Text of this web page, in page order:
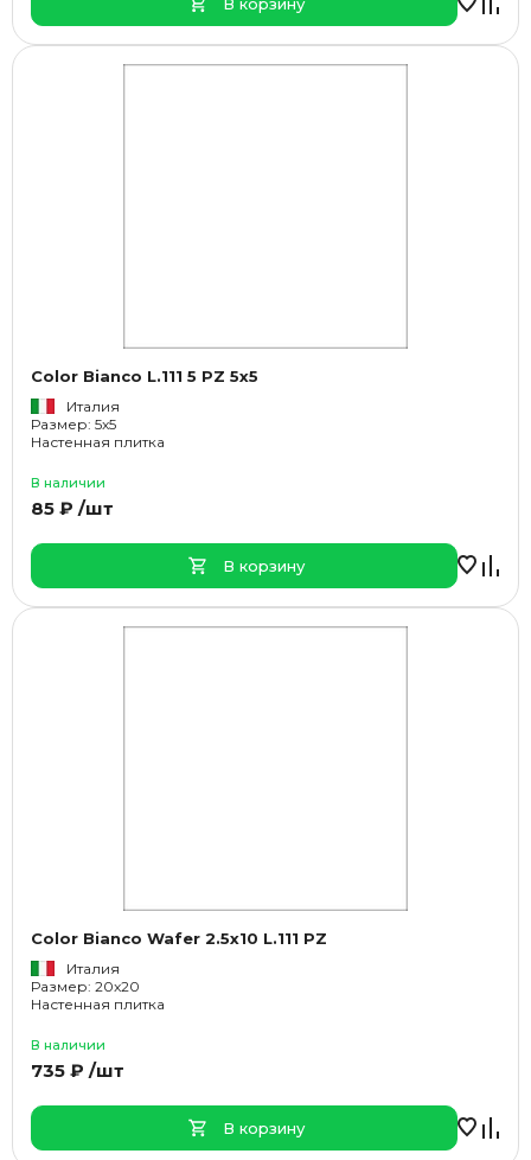
Color Bianco L.111 5 PZ 5x5
Италия
Размер: 5x5
Настенная плитка
В наличии
85 ₽ /шт
В корзину
Color Bianco Wafer 2.5x10 L.111 PZ
Италия
Размер: 20x20
Настенная плитка
В наличии
735 ₽ /шт
В корзину